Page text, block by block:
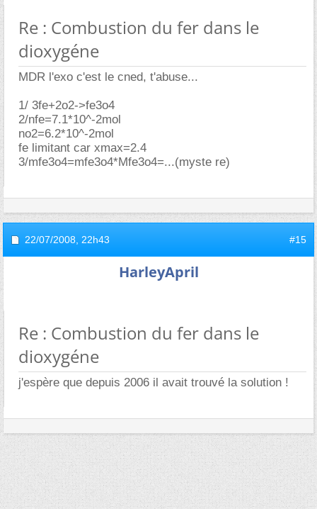
Re : Combustion du fer dans le
dioxygéne
MDR l'exo c'est le cned, t'abuse...
1/ 3fe+2o2->fe3o4
2/nfe=7.1*10^-2mol
no2=6.2*10^-2mol
fe limitant car xmax=2.4
3/mfe3o4=mfe3o4*Mfe3o4=...(myste re)
22/07/2008, 22h43 #15
HarleyApril
Re : Combustion du fer dans le
dioxygéne
j'espère que depuis 2006 il avait trouvé la solution !